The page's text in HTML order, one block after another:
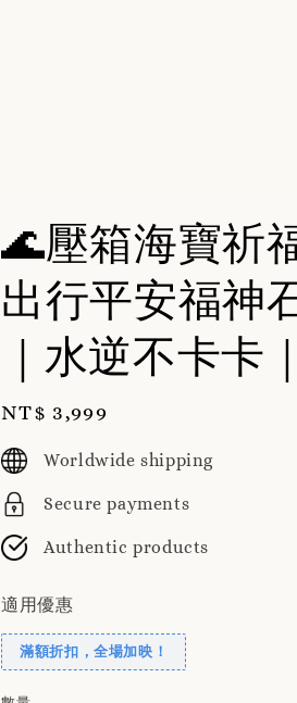
🌊壓箱海寶祈
出行平安福神
｜水逆不卡卡
Regular
price
NT$ 3,999
Worldwide shipping
Secure payments
Authentic products
適用優惠
滿額折扣，全場加映！